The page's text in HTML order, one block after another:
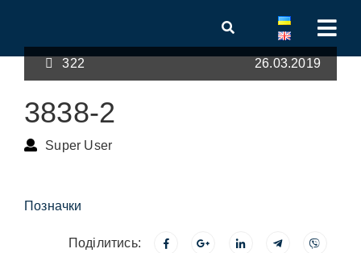
322 26.03.2019
3838-2
Super User
Позначки
Поділитись: